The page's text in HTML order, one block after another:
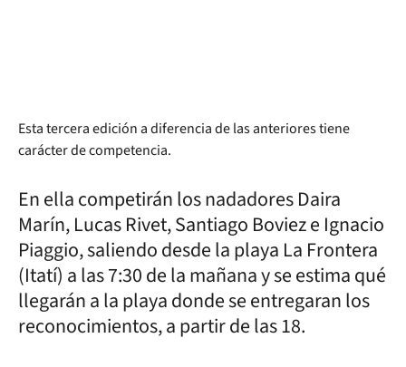
Esta tercera edición a diferencia de las anteriores tiene
carácter de competencia.
En ella competirán los nadadores Daira
Marín, Lucas Rivet, Santiago Boviez e Ignacio
Piaggio, saliendo desde la playa La Frontera
(Itatí) a las 7:30 de la mañana y se estima qué
llegarán a la playa donde se entregaran los
reconocimientos, a partir de las 18.